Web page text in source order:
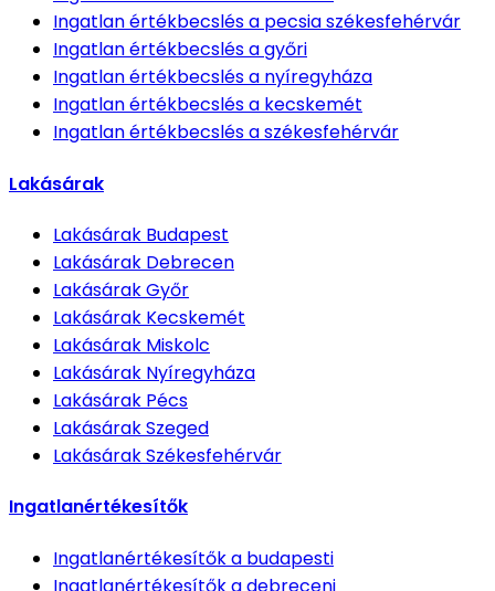
Ingatlan értékbecslésa pecsia székesfehérvár
Ingatlan értékbecslésa győri
Ingatlan értékbecslésa nyíregyháza
Ingatlan értékbecslésa kecskemét
Ingatlan értékbecslésa székesfehérvár
Lakásárak
Lakásárak Budapest
Lakásárak Debrecen
LakásárakGyőr
Lakásárak Kecskemét
Lakásárak Miskolc
Lakásárak Nyíregyháza
Lakásárak Pécs
LakásárakSzeged
LakásárakSzékesfehérvár
Ingatlanértékesítők
Ingatlanértékesítőka budapesti
Ingatlanértékesítőka debreceni